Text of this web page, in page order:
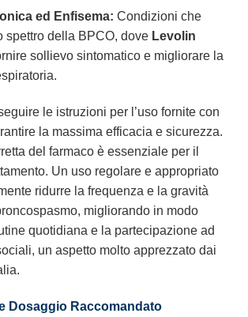
ed Enfisema: Condizioni che
spettro della BPCO, dove Levolin
sollievo sintomatico e migliorare la
le istruzioni per l’uso fornite con
la massima efficacia e sicurezza.
del farmaco è essenziale per il
Un uso regolare e appropriato
ridurre la frequenza e la gravità
migliorando in modo
quotidiana e la partecipazione ad
un aspetto molto apprezzato dai
Dosaggio Raccomandato